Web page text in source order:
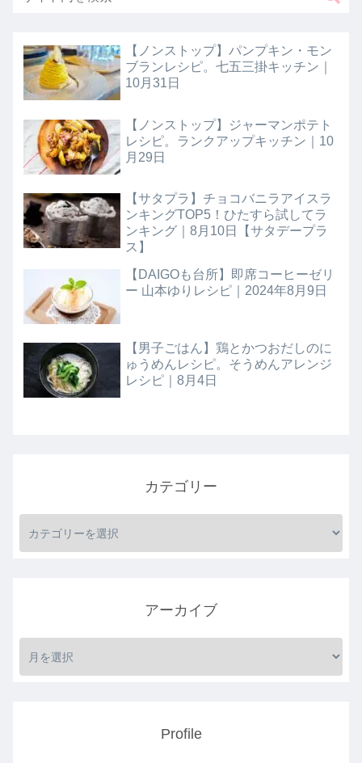
【ノンストップ】パンプキン・モン
ブランレシピ。七五三掛キッチン｜
10月31日
【ノンストップ】ジャーマンポテト
レシピ。ランクアップキッチン｜10
月29日
【サタプラ】チョコバニラアイスラ
ンキングTOP5！ひたすら試してラ
ンキング｜8月10日【サタデープラ
ス】
【DAIGOも台所】即席コーヒーゼリ
ー 山本ゆりレシピ｜2024年8月9日
【男子ごはん】鶏とかつおだしのに
ゅうめんレシピ。そうめんアレンジ
レシピ｜8月4日
カテゴリー
アーカイブ
Profile